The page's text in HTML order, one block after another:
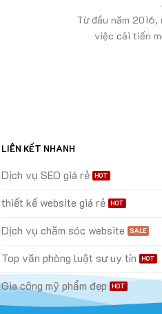
Từ đầu năm
việc cải tiến
LIÊN KẾT NHANH
Dịch vụ SEO giá rẻ
thiết kế website giá rẻ
Dịch vụ chăm sóc website
Top văn phòng luật sư uy tín
Gia công mỹ phẩm đẹp